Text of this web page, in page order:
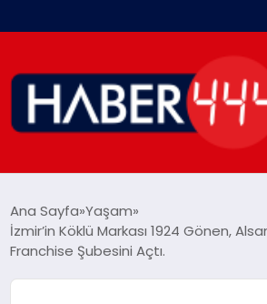
SIYASET
Ana Sayfa Yaşam
İzmir’in Köklü Markası 1924 Gönen,
Franchise Şubesini Açtı.